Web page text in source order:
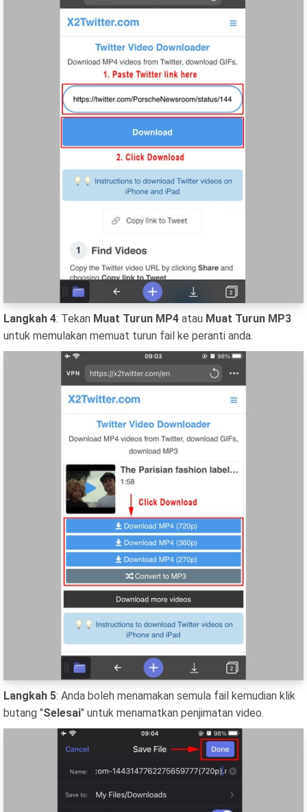
Langkah 4: Tekan Muat Turun MP4 atau Muat Turun MP3
untuk memulakan memuat turun fail ke peranti anda.
Langkah 5: Anda boleh menamakan semula fail kemudian klik
butang "Selesai" untuk menamatkan penjimatan video.